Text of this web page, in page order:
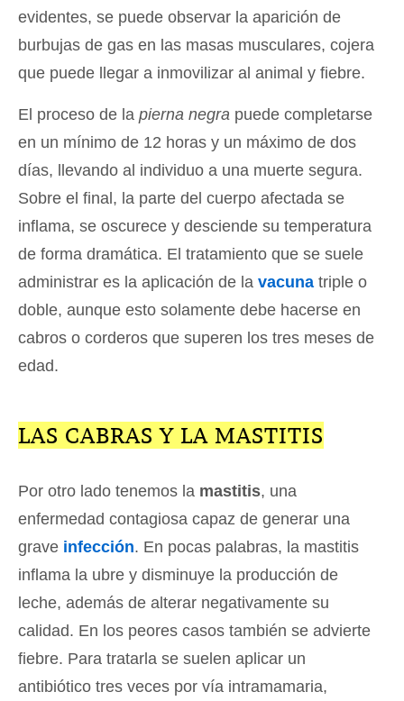
evidentes, se puede observar la aparición de
burbujas de gas en las masas musculares, cojera
que puede llegar a inmovilizar al animal y fiebre.
El proceso de la pierna negra puede completarse
en un mínimo de 12 horas y un máximo de dos
días, llevando al individuo a una muerte segura.
Sobre el final, la parte del cuerpo afectada se
inflama, se oscurece y desciende su temperatura
de forma dramática. El tratamiento que se suele
administrar es la aplicación de la vacuna triple o
doble, aunque esto solamente debe hacerse en
cabros o corderos que superen los tres meses de
edad.
LAS CABRAS Y LA MASTITIS
Por otro lado tenemos la mastitis, una
enfermedad contagiosa capaz de generar una
grave infección. En pocas palabras, la mastitis
inflama la ubre y disminuye la producción de
leche, además de alterar negativamente su
calidad. En los peores casos también se advierte
fiebre. Para tratarla se suelen aplicar un
antibiótico tres veces por vía intramamaria,